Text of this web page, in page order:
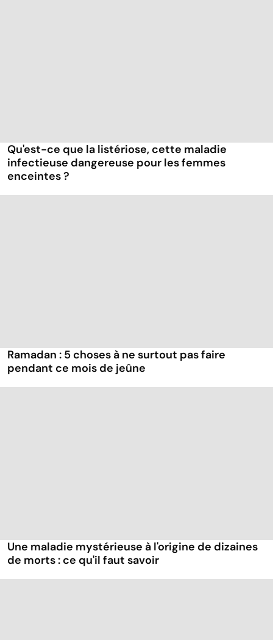
Qu'est-ce que la listériose, cette maladie
infectieuse dangereuse pour les femmes
enceintes ?
Ramadan : 5 choses à ne surtout pas faire
pendant ce mois de jeûne
Une maladie mystérieuse à l'origine de dizaines
de morts : ce qu'il faut savoir